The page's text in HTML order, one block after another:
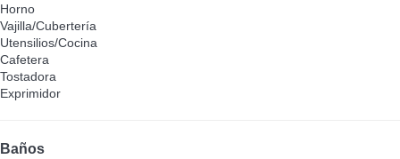
Horno
Vajilla/Cubertería
Utensilios/Cocina
Cafetera
Tostadora
Exprimidor
Baños